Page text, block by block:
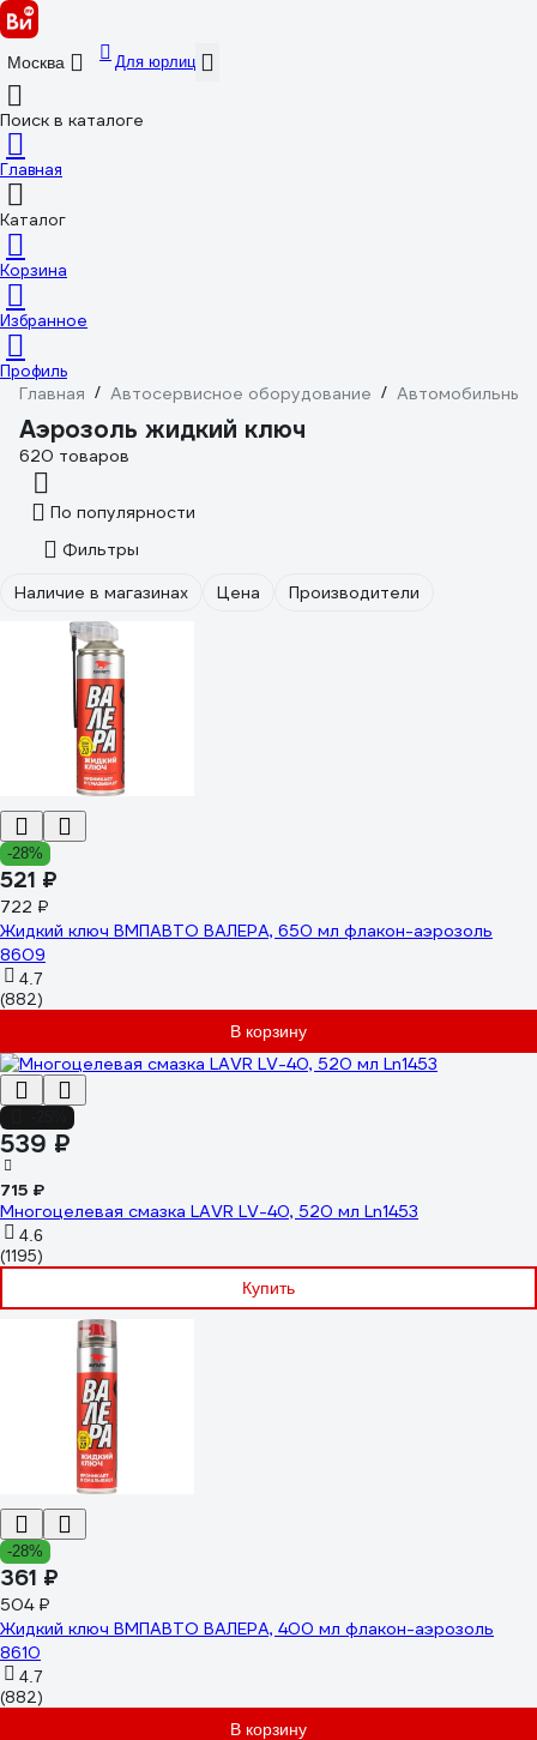
Москва Для юрлиц
Поиск в каталоге
Главная
Каталог
Корзина
Избранное
Профиль
Главная / Автосервисное оборудование / Автомобильные
Аэрозоль жидкий ключ
620 товаров
По популярности
Фильтры
Наличие в магазинах
Цена Производители
-28%
521 ₽
722 ₽
Жидкий ключ ВМПАВТО ВАЛЕРА, 650 мл флакон-аэрозоль
8609
4.7
(882)
В корзину
539 ₽
715 ₽
Многоцелевая смазка LAVR LV-40, 520 мл Ln1453
4.6
(1195)
Купить
-28%
361 ₽
504 ₽
Жидкий ключ ВМПАВТО ВАЛЕРА, 400 мл флакон-аэрозоль
8610
4.7
(882)
В корзину